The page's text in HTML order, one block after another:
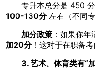
专升本总分是 450
100-130分左右（不同专
加分政策 ：如果你年
加20分！这对于在职备考
3. 艺术、体育类有“